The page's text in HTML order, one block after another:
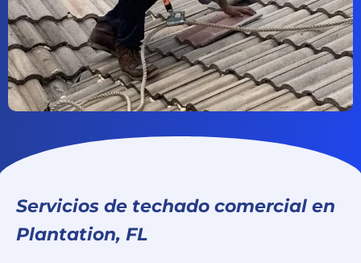
Servicios de techado comercial en
Plantation, FL